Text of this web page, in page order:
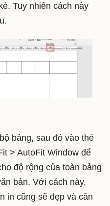
Tuy nhiên cách này
bảng, sau đó vào thẻ
> AutoFit Window để
độ rộng của toàn bảng
bản. Với cách này,
in cũng sẽ đẹp và cân